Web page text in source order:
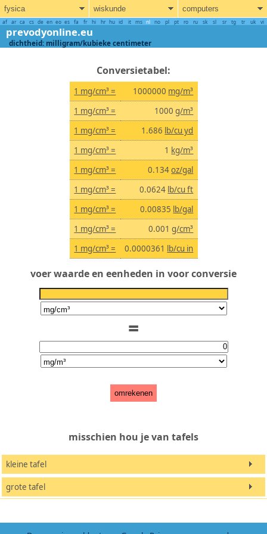
fysica wiskunde computers
af ar ca cs de en eo es fa fr hi hr hu id it ms nl no pl pt ro ru sk sl sr tg tr uk vi
prevodyonline.eu
dichtheid: milligram/kubieke centimeter
Conversietabel:
1 mg/cm³ = 1000000 mg/m³
1 mg/cm³ =
1000g/m³
1 mg/cm³ =
1.686 lb/cu yd
1 mg/cm³ =
1 kg/m³
1 mg/cm³ =
0.134oz/gal
1 mg/cm³ =
0.0624 lb/cu ft
1 mg/cm³ =
0.00835 lb/gal
1 mg/cm³ =
0.001g/cm³
1 mg/cm³ =
0.0000361 lb/cu in
voer waarde en eenheden in voor conversie
=
omrekenen
misschien hou je van tafels
kleine tafel
grote tafel